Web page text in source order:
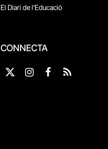
El Diari de l'Educació
CONNECTA
X
InstagramFacebook
RSS